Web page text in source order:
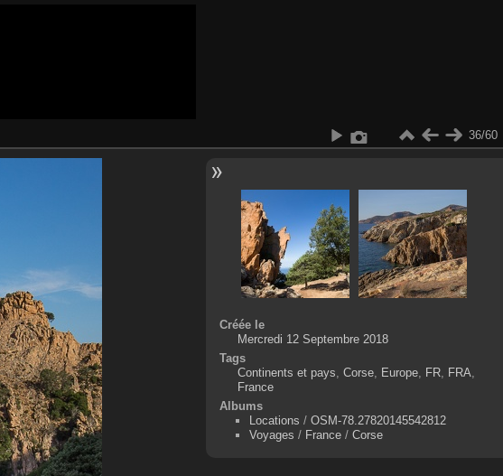
36/60
Créée le
Mercredi 12 Septembre 2018
Tags
Continents et pays, Corse, Europe, FR, FRA,
France
Albums
Locations / OSM-78.27820145542812
Voyages / France/ Corse